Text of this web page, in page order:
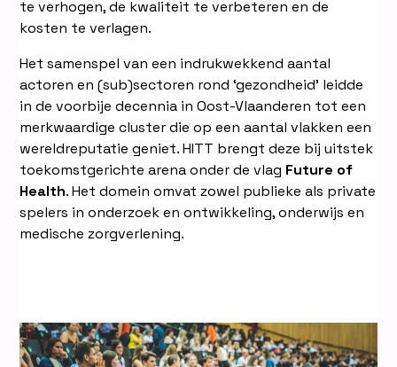
te verhogen, de kwaliteit te verbeteren en de
kosten te verlagen.
Het samenspel van een indrukwekkend aantal
actoren en (sub)sectoren rond ‘gezondheid’ leidde
in de voorbije decennia in Oost-Vlaanderen tot een
merkwaardige cluster die op een aantal vlakken een
wereldreputatie geniet. HITT brengt deze bij uitstek
toekomstgerichte arena onder de vlag Future of
Health. Het domein omvat zowel publieke als private
spelers in onderzoek en ontwikkeling, onderwijs en
medische zorgverlening.